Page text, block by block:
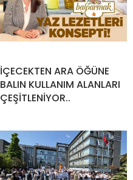
İÇECEKTEN ARA ÖĞÜNE
BALIN KULLANIM ALANLARI
ÇEŞİTLENİYOR..